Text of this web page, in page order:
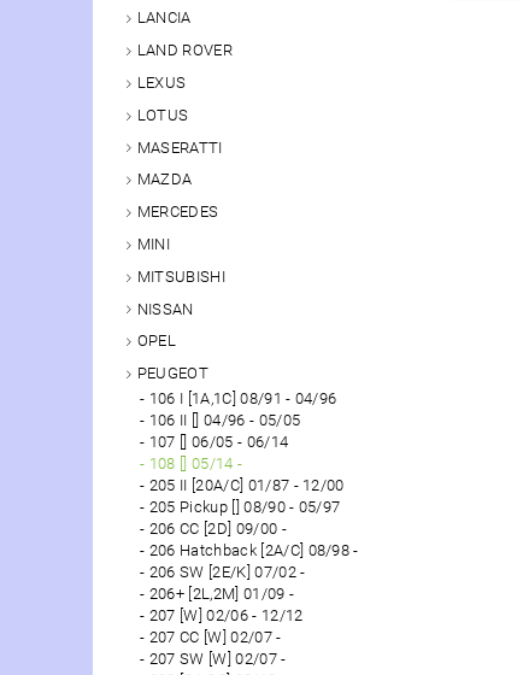
LANCIA
LAND ROVER
LEXUS
LOTUS
MASERATTI
MAZDA
MERCEDES
MINI
MITSUBISHI
NISSAN
OPEL
PEUGEOT
106 I [1A,1C] 08/91 - 04/96
106 II [] 04/96 - 05/05
107 [] 06/05 - 06/14
108 [] 05/14 -
205 II [20A/C] 01/87 - 12/00
205 Pickup [] 08/90 - 05/97
206 CC [2D] 09/00 -
206 Hatchback [2A/C] 08/98 -
206 SW [2E/K] 07/02 -
206+ [2L,2M] 01/09 -
207 [W] 02/06 - 12/12
207 CC [W] 02/07 -
207 SW [W] 02/07 -